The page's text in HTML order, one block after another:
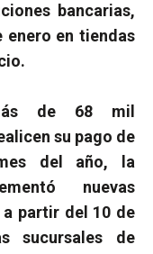
bancarias,
en tiendas
de 68 mil
su pago de
del año, la
nuevas
partir del 10 de
sucursales de